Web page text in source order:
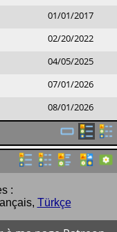
01/01/2017
02/20/2022
04/05/2025
07/01/2026
08/01/2026
:
, Türkçe